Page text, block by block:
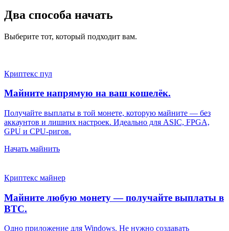
Два способа начать
Выберите тот, который подходит вам.
Криптекс пул
Майните напрямую на ваш кошелёк.
Получайте выплаты в той монете, которую майните — без
аккаунтов и лишних настроек. Идеально для ASIC, FPGA,
GPU и CPU-ригов.
Начать майнить
Криптекс майнер
Майните любую монету — получайте выплаты в
BTC.
Одно приложение для Windows. Не нужно создавать